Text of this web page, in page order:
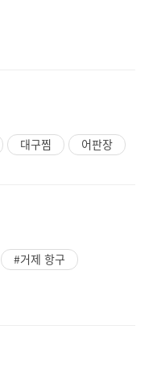
대구찜 어판장
#거제 항구